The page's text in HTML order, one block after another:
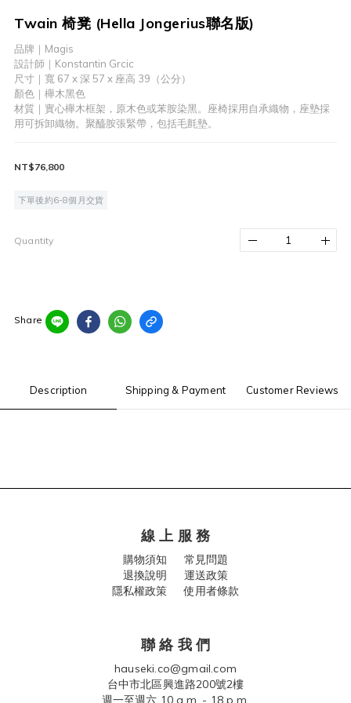
Twain 椅凳 (Hella Jongerius聯名版)
品牌｜Magis
設計師｜Konstantin Grcic
尺寸｜寬 67 x 深 57 x 座高 39（公分）
顏色｜櫸木黑色
材質｜實心櫸木框架，原木色或苯胺染黑。座椅採用自承織物，座墊採
用可拆卸織物。聚醯胺張緊帶，包括毛氈墊。
NT$76,800
下單後約6-8個月交貨
Quantity
Share
Description Shipping & Payment Customer Reviews
線 上 服 務
購物須知 常見問題
退換說明
運送政策
隱私權政策 使用者條款
聯 絡 我 們
hauseki.co@gmail.com
台中市北區興進路200號2樓
週一至週六 10 a.m. - 18 p.m.